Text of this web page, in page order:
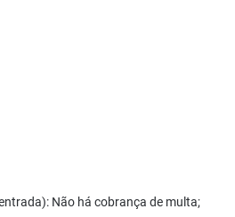
Não há cobrança de multa;